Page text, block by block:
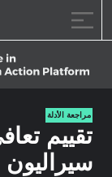
مراجعة الأدلة
تقييم
سيراليون